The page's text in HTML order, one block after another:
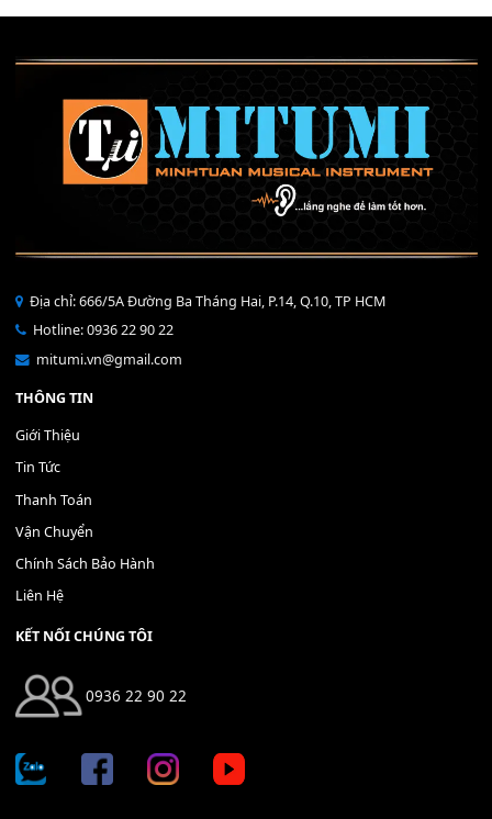
₫
THÊM VÀO GIỎ HÀNG
Bộ Nút Đệm Đàn Piano CASIO PX - Giá tốt nhất - Sửa tại
400,000
THÊM VÀO GIỎ HÀNG